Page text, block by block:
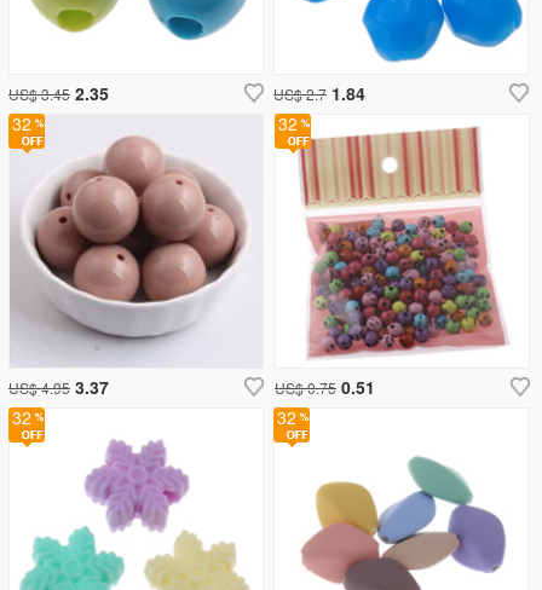
32
32
US$ 4.95 3.37
32
US$ 0.75 0.51
US$ 3.45 2.35
32
US$ 2.7 1.84